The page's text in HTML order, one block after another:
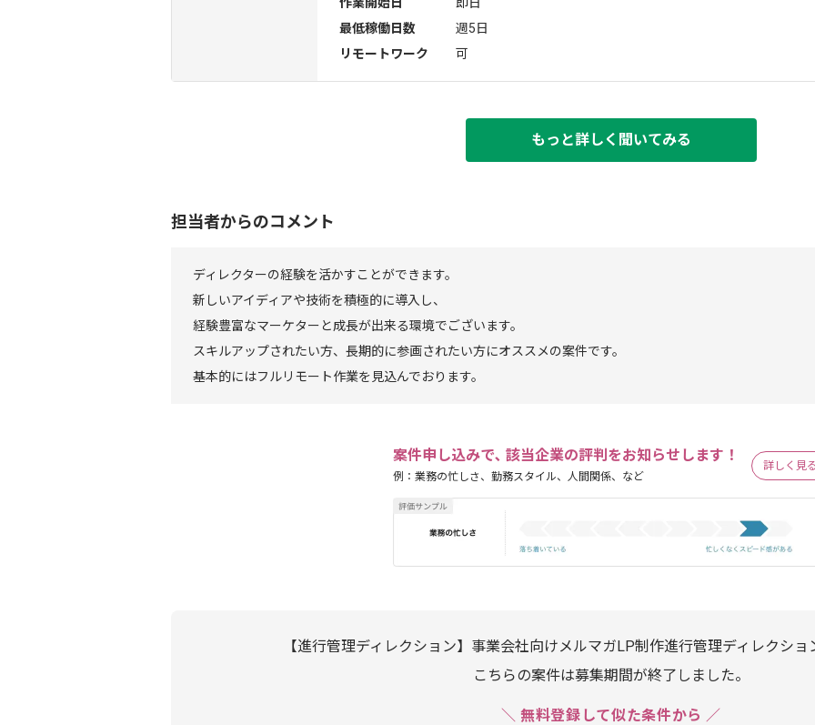
最低稼働日数
週5日
リモートワーク
可
もっと詳しく聞いてみる
担当者からのコメント
ディレクターの経験を活かすことができます。
新しいアイディアや技術を積極的に導入し、
経験豊富なマーケターと成長が出来る環境でございます。
スキルアップされたい方、長期的に参画されたい方にオススメの案件です。
基本的にはフルリモート作業を見込んでおります。
案件申し込みで､ 該当企業の評判をお知らせします！
例：業務の忙しさ、勤務スタイル、人間関係、など
詳しく見
【進行管理ディレクション】事業会社向けメルマガLP制作進行管理ディレクシ
こちらの案件は募集期間が終了しました。
＼ 無料登録して似た条件から ／